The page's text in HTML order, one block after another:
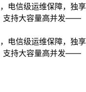
电信级运维保障，独享
支持大容量高并发——
电信级运维保障，独享
支持大容量高并发——